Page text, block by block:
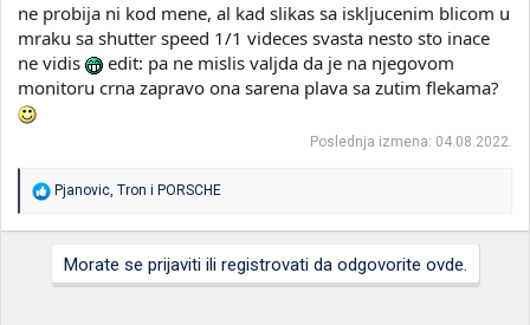
ne probija ni kod mene, al kad slikas sa iskljucenim blicom u
mraku sa shutter speed 1/1 videces svasta nesto sto inace
ne vidis
edit: pa ne mislis valjda da je na njegovom
monitoru crna zapravo ona sarena plava sa zutim flekama?
Poslednja izmena: 04.08.2022.
R
a
v
Pjanovic, Tron i PORSCHE
Morate se prijaviti ili registrovati da odgovorite ovde.